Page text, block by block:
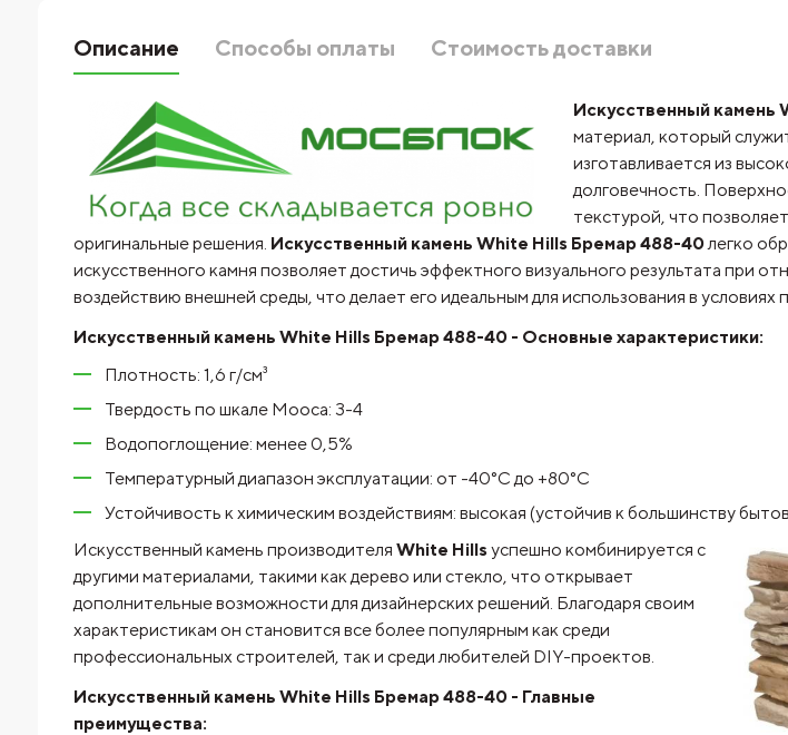
Описание Способы оплаты Стоимость доставки
Искусственный
материал, который
изготавливается из
долговечность.
текстурой, что
оригинальные решения. Искусственный камень White Hills Бремар 488-40легко
искусственного камня позволяет достичь эффектного визуального результата при
воздействию внешней среды, что делает его идеальным для использования в
Искусственный камень White Hills Бремар 488-40 - Основные характеристики:
Плотность: 1,6 г/см³
Твердость по шкале Мооса: 3-4
Водопоглощение: менее 0,5%
Температурный диапазон эксплуатации: от -40°C до +80°C
Устойчивость к химическим воздействиям: высокая (устойчив к большинству
Искусственный камень производителя White Hills успешно комбинируется с
другими материалами, такими как дерево или стекло, что открывает
дополнительные возможности для дизайнерских решений. Благодаря своим
характеристикам он становится все более популярным как среди
профессиональных строителей, так и среди любителей DIY-проектов.
Искусственный камень White Hills Бремар 488-40 - Главные
преимущества: